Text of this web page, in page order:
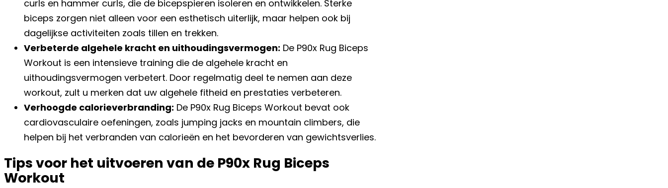
curls en hammer curls, die de bicepspieren isoleren en ontwikkelen. Sterke
biceps zorgen niet alleen voor een esthetisch uiterlijk, maar helpen ook bij
dagelijkse activiteiten zoals tillen en trekken.
Verbeterde algehele kracht en uithoudingsvermogen: De P90x Rug Biceps
Workout is een intensieve training die de algehele kracht en
uithoudingsvermogen verbetert. Door regelmatig deel te nemen aan deze
workout, zult u merken dat uw algehele fitheid en prestaties verbeteren.
Verhoogde calorieverbranding: De P90x Rug Biceps Workout bevat ook
cardiovasculaire oefeningen, zoals jumping jacks en mountain climbers, die
helpen bij het verbranden van calorieën en het bevorderen van gewichtsverlies.
Tips voor het uitvoeren van de P90x Rug Biceps
Workout